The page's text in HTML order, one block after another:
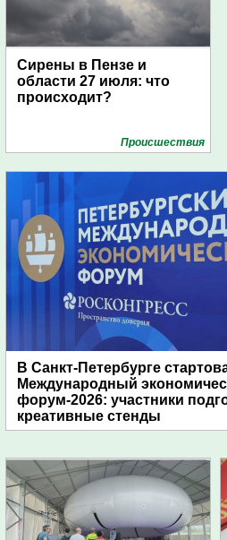
Сирены в Пензе и
области 27 июля: что
происходит?
Проиcшествия
В Санкт-Петербурге
Международный
форум-2026: участники
креативные стенды